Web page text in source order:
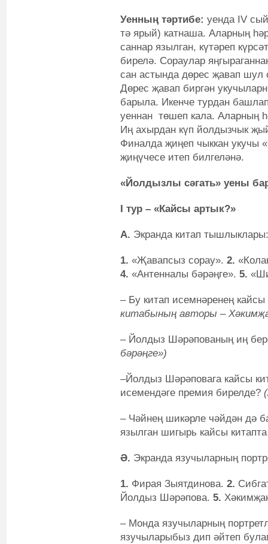
Уенның тәртибе: уенда IV
тә ярый) катнаша. Аларның
саннар язылган, күтәреп
бирелә. Сораулар
сан астында дөрес җавап шул
Дөрес җавап биргән
барыла. Икенче турдан
уеннан төшеп кала. Аларның
Иң ахырдан күп йолдызчык
Финалда җиңеп чыккан укучы
җиңүчесе итеп билгеләнә.
«Йолдызлы сәгать» уены
I тур – «Кайсы артык?»
А. Экранда китап тышлыклары:
1. «Җавапсыз сорау». 2.
4. «Антенналы бәрәңге». 5.
– Бу китап исемнәренең
китабының авторы –
– Йолдыз Шәрәпованың иң
бәрәңге»)
–Йолдыз Шәрәповага кайсы
исемендәге премия бирелде? (
– Чәйнең шикәрле чәйдән дә
язылган шигырь кайсы
Ә. Экранда язучыларның
1. Фирая Зыятдинова. 2.
Йолдыз Шәрәпова. 5.
– Монда язучыларның
язучыларыбыз дип әйтеп